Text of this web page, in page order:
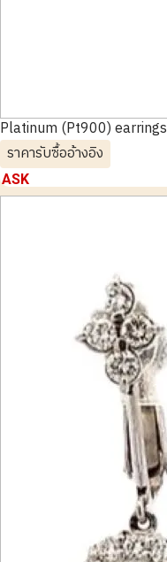
Platinum (Pt900) earrings
ราคารับซื้ออ้างอิง
ASK